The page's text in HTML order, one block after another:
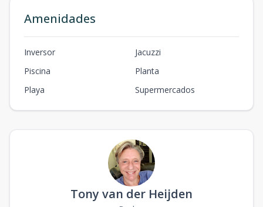
Amenidades
Inversor
Jacuzzi
Piscina
Planta
Playa
Supermercados
Tony van der Heijden